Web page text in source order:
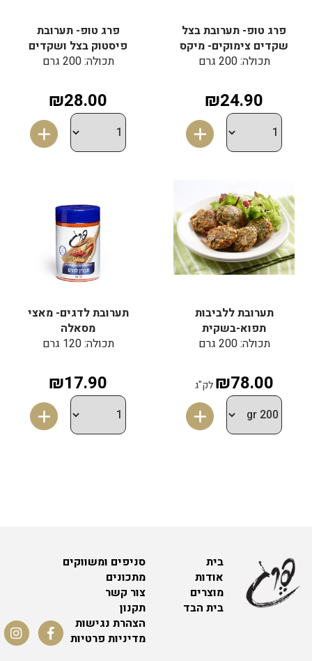
פרג טופ- תערובת בצל
שקדים צימוקים- מיקס
תכולה: 200 גרם
₪24.90
פרג טופ- תערובת
פיסטוק בצל ושקדים
תכולה: 200 גרם
₪28.00
תערובת ללביבות
תפוא-בשקית
תכולה: 200 גרם
₪78.00לק"ג
תערובת לדגים- מאצי
מסאלה
תכולה: 120 גרם
₪17.90
סניפים ומשווקים
מתכונים
צור קשר
תקנון
הצהרת נגישות
מדיניות פרטיות
בית
אודות
מוצרים
בית הבד